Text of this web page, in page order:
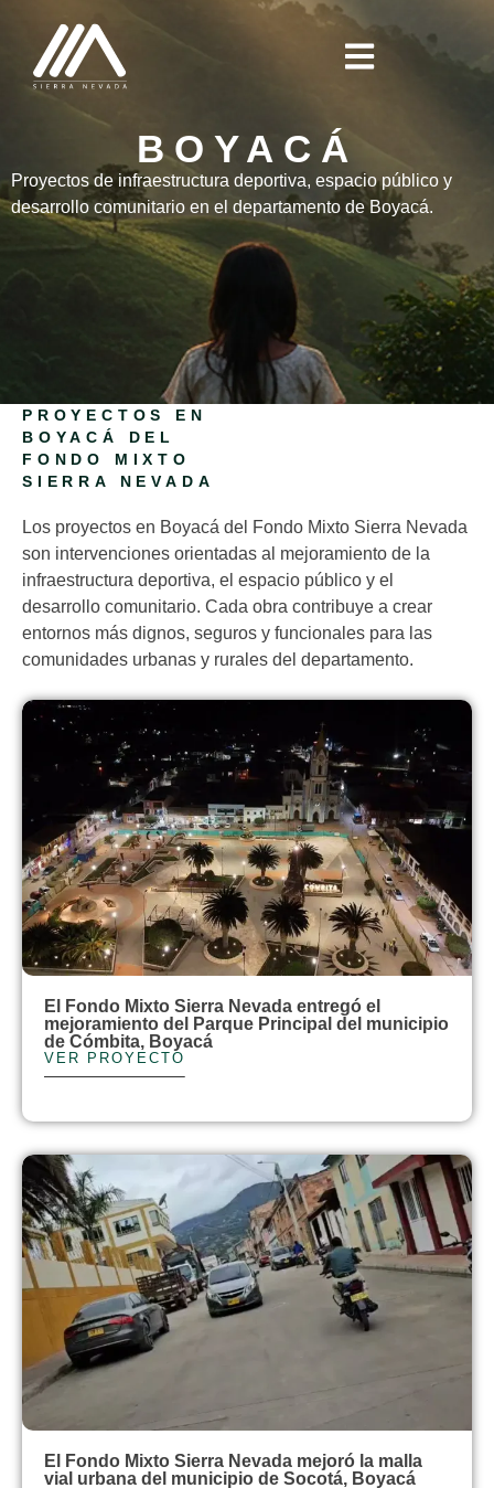
BOYACÁ
Proyectos de infraestructura deportiva, espacio público y
desarrollo comunitario en el departamento de Boyacá.
PROYECTOS EN
BOYACÁ DEL
FONDO MIXTO
SIERRA NEVADA
Los proyectos en Boyacá del Fondo Mixto Sierra Nevada
son intervenciones orientadas al mejoramiento de la
infraestructura deportiva, el espacio público y el
desarrollo comunitario. Cada obra contribuye a crear
entornos más dignos, seguros y funcionales para las
comunidades urbanas y rurales del departamento.
El Fondo Mixto Sierra Nevada entregó el
mejoramiento del Parque Principal del municipio
de Cómbita, Boyacá
VER PROYECTO
El Fondo Mixto Sierra Nevada mejoró la malla
vial urbana del municipio de Socotá, Boyacá